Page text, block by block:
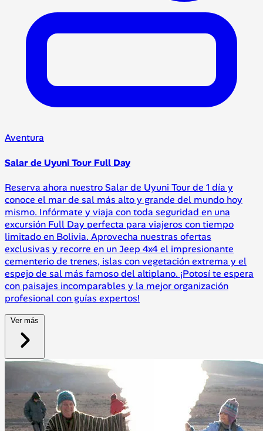
Aventura
Salar de Uyuni Tour Full Day
Reserva ahora nuestro Salar de Uyuni Tour de 1 día y
conoce el mar de sal más alto y grande del mundo hoy
mismo. Infórmate y viaja con toda seguridad en una
excursión Full Day perfecta para viajeros con tiempo
limitado en Bolivia. Aprovecha nuestras ofertas
exclusivas y recorre en un Jeep 4x4 el impresionante
cementerio de trenes, islas con vegetación extrema y el
espejo de sal más famoso del altiplano. ¡Potosí te espera
con paisajes incomparables y la mejor organización
profesional con guías expertos!
Ver más